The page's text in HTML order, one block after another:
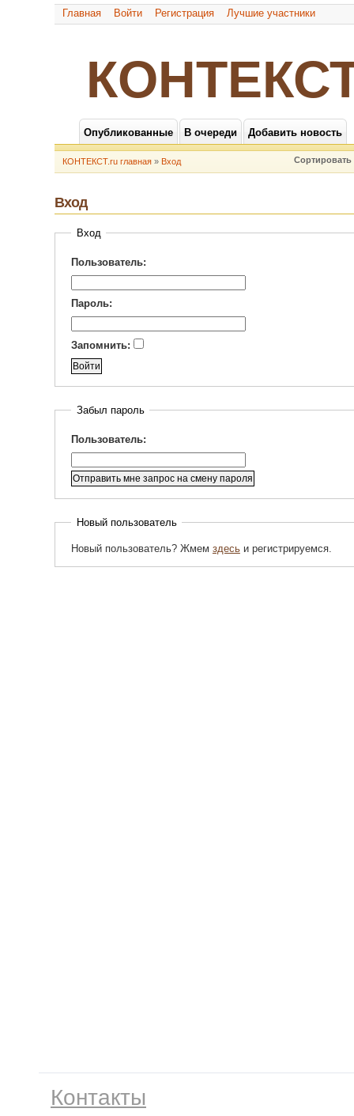
Главная Войти Регистрация Лучшие участники
Опубликованные В очереди Добавить новость
КОНТЕКСТ.ru главная » Вход
Вход
Вход
Пользователь:
Пароль:
Запомнить:
Забыл пароль
Пользователь:
Новый пользователь
Новый пользователь? Жмем здесьи регистрируемся.
Контакты